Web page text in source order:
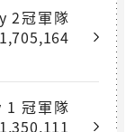
2冠軍隊
1 冠軍隊